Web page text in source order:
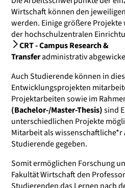
Wirtschaft können den jeweiligen
werden. Einige größere
der hochschulzentralen
CRT - Campus Research &
Transferadministrativ
Auch Studierende können in
Entwicklungsprojekten
Projektarbeiten sowie im
(Bachelor-/Master-Thesis)sind
unterschiedlichen Projekte
Mitarbeit als
Studierende gegeben.
Somit ermöglichen Forschung
Fakultät Wirtschaft den